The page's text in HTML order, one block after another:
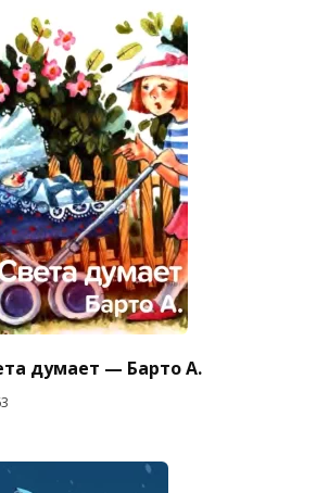
думает — Барто А.